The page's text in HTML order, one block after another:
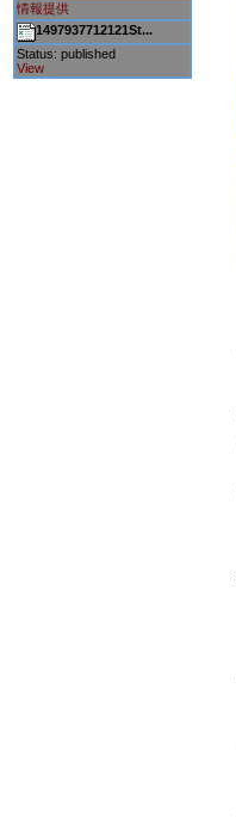
情報提供
1497937712121St...
Status: published
View